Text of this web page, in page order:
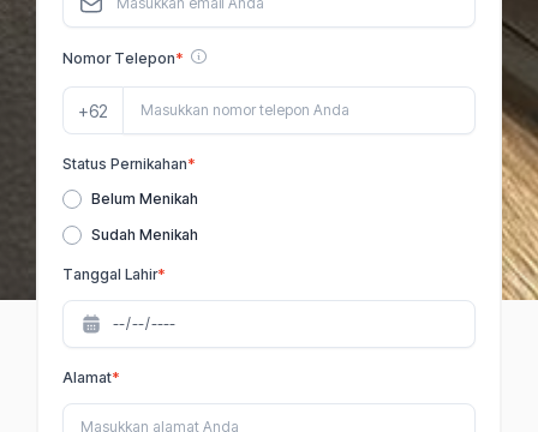
Nomor Telepon*
+62
Status Pernikahan*
Belum Menikah
Sudah Menikah
Tanggal Lahir*
Alamat*